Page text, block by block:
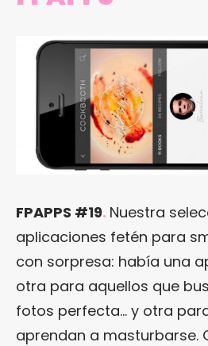
FPAPPS #19. Nuestra
aplicaciones fetén para
con sorpresa: había una
otra para aquellos que
fotos perfecta… y otra
aprendan a masturbarse.